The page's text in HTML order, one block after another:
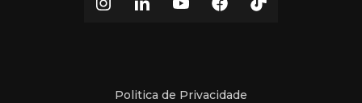
Politica de Privacidade